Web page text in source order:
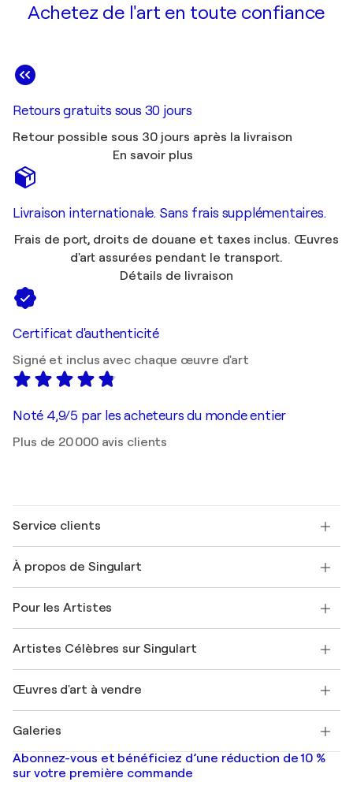
Achetez de l'art en toute confiance
Retours gratuits sous 30 jours
Retour possible sous 30 jours après la livraison
En savoir plus
Livraison internationale. Sans frais supplémentaires.
Frais de port, droits de douane et taxes inclus. Œuvres
d'art assurées pendant le transport.
Détails de livraison
Certificat d'authenticité
Signé et inclus avec chaque œuvre d'art
Noté 4,9/5 par les acheteurs du monde entier
Plus de 20 000 avis clients
Service clients
Expédition
Offrir une carte cadeau
Rejoignez notre programme commercial
Mon compte
+33 1 76 44 06 42
À propos de Singulart
FAQ
Magazine Singulart
Emplois
Découvrez une sélection d'art original
Pour les Artistes
Se connecter en tant qu'Artiste
Artistes Célèbres sur Singulart
Marc Chagall
Banksy
Mr. Brainwash
Shepard Fairey
Œuvres d'art à vendre
Tableaux abstraits à vendre
Peintures de paysage
Estampes
Galeries
Galeries d'art en France
Galeries d'art en Belgique
Abonnez-vous et bénéficiez d’une réduction de 10 %
sur votre première commande